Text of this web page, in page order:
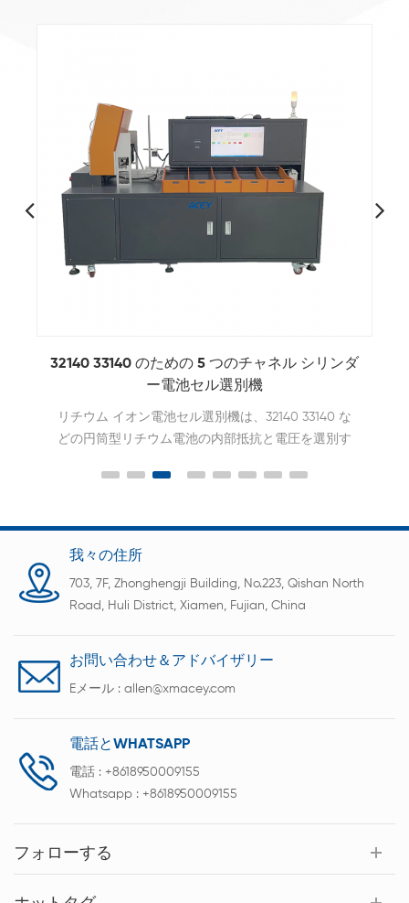
18650 21700 26650 32700 バッテリー選別機リ
チウム電池 IR 選別機
ACEY-AS5S リチウム電池セル選別機は、開路電圧
と交流内部抵抗に基づいてリチウム電池を測定およ
きます。
我々の住所
703, 7F, Zhonghengji Building, No.223, Qishan North
Road, Huli District, Xiamen, Fujian, China
お問い合わせ＆アドバイザリー
Eメール : allen@xmacey.com
電話とWHATSAPP
電話 : +8618950009155
Whatsapp : +8618950009155
フォローする